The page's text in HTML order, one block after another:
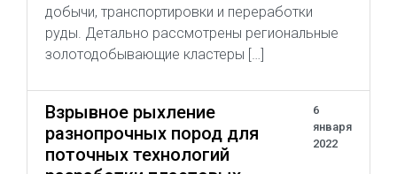
добычи, транспортировки и переработки
руды. Детально рассмотрены региональные
золотодобывающие кластеры […]
Взрывное рыхление
разнопрочных пород для
поточных технологий
6
января
2022